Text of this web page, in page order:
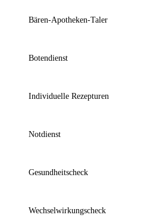
Bären-Apotheken-Taler
Botendienst
Individuelle Rezepturen
Notdienst
Gesundheitscheck
Wechselwirkungscheck